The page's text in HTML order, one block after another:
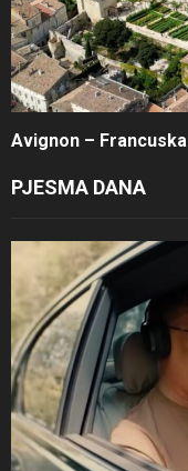
Avignon – Francuska
PJESMA DANA